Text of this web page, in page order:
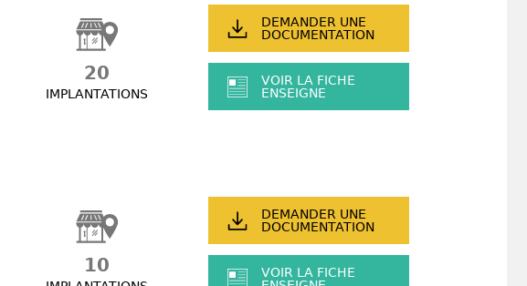
20
IMPLANTATIONS
DEMANDER UNE
DOCUMENTATION
VOIR LA FICHE
ENSEIGNE
10
DEMANDER UNE
DOCUMENTATION
VOIR LA FICHE